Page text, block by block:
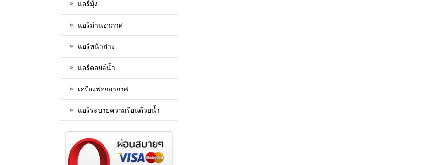
แอร์มุ้ง
แอร์ม่านอากาศ
แอร์หน้าต่าง
แอร์คอยล์น้ำ
เครื่องฟอกอากาศ
แอร์ระบายความร้อนด้วยน้ำ